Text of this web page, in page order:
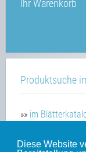
Diese Website
Ihr Warenkorb
Produktsuche
»» im